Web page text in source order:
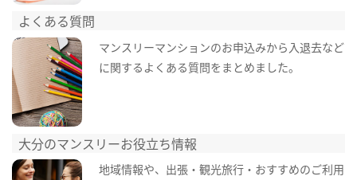
よくある質問
マンスリーマンションのお申込みから入退去など
に関するよくある質問をまとめました。
大分のマンスリーお役立ち情報
地域情報や、出張・観光旅行・おすすめのご利用